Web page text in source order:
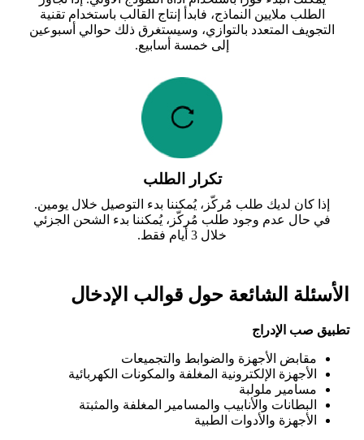
الطلب ملايين النماذج، فابدأ إنتاج القالب باستخدام تقنية
التجويف المتعدد بالتوازي، وسيستغرق ذلك حوالي أسبوعين
إلى خمسة أسابيع.
تكرار الطلب
إذا كان لديك طلب مُركّز، يُمكننا بدء التوصيل خلال يومين.
في حال عدم وجود طلب مُركّز، يُمكننا بدء الشحن الجزئي
خلال 3 أيام فقط.
الأسئلة الشائعة حول قوالب الإدخال
تطبيق صب الإدراج
مقابض الأجهزة والضوابط والتجميعات
الأجهزة الإلكترونية المغلفة والمكونات الكهربائية
مسامير ملولبة
البطانات والأنابيب والمسامير المغلفة والمثبتة
الأجهزة والأدوات الطبية